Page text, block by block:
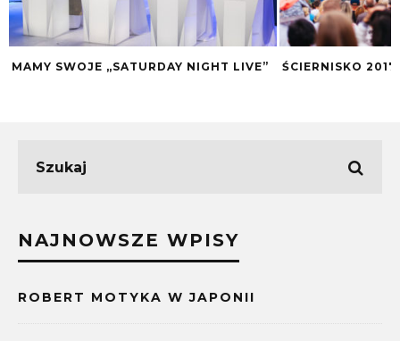
MAMY SWOJE „SATURDAY NIGHT LIVE” ŚCIERNISKO
NAJNOWSZE WPISY
ROBERT MOTYKA W JAPONII